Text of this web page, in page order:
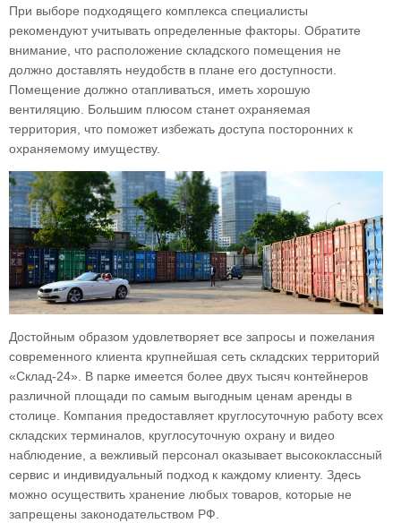
При выборе подходящего комплекса специалисты
рекомендуют учитывать определенные факторы. Обратите
внимание, что расположение складского помещения не
должно доставлять неудобств в плане его доступности.
Помещение должно отапливаться, иметь хорошую
вентиляцию. Большим плюсом станет охраняемая
территория, что поможет избежать доступа посторонних к
охраняемому имуществу.
Достойным образом удовлетворяет все запросы и пожелания
современного клиента крупнейшая сеть складских территорий
«Склад-24». В парке имеется более двух тысяч контейнеров
различной площади по самым выгодным ценам аренды в
столице. Компания предоставляет круглосуточную работу всех
складских терминалов, круглосуточную охрану и видео
наблюдение, а вежливый персонал оказывает высококлассный
сервис и индивидуальный подход к каждому клиенту. Здесь
можно осуществить хранение любых товаров, которые не
запрещены законодательством РФ.